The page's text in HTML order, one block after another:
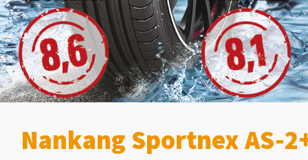
Nankang Sportnex AS-